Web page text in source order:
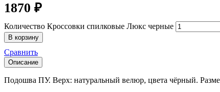
1870 ₽
Количество Кроссовки спилковые Люкс черные
В корзину
Сравнить
Описание
Подошва ПУ. Верх: натуральный велюр, цвета чёрный.